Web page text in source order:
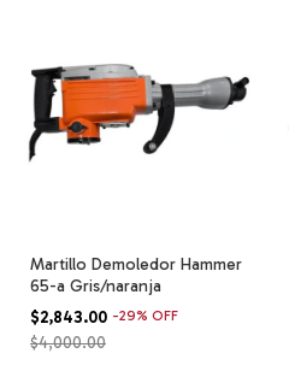
Martillo Demoledor Hammer
65-a Gris/naranja
$2,843.00 -29% OFF
$4,000.00